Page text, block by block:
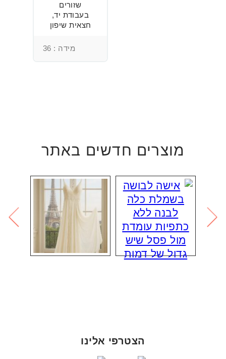
שזורים
בעבודת יד,
חצאית שיפון
מידה : 36
מוצרים חדשים באתר
הצטרפי אלינו